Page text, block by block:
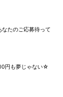
たのご応募待って
円も夢じゃない☆